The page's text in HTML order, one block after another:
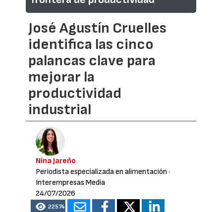
José Agustín Cruelles
identifica las cinco
palancas clave para
mejorar la
productividad
industrial
Nina Jareño
Periodista especializada en alimentación ·
Interempresas Media
24/07/2026
22574